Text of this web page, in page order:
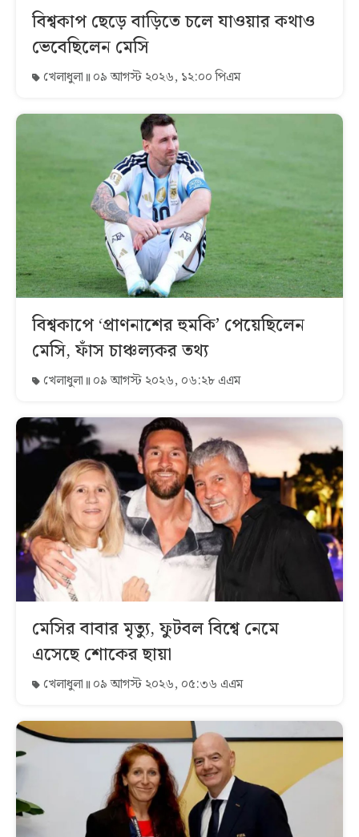
বিশ্বকাপ ছেড়ে বাড়িতে চলে যাওয়ার কথাও
ভেবেছিলেন মেসি
খেলাধুলা ০৯ আগস্ট ২০২৬, ১২:০০ পিএম
বিশ্বকাপে ‘প্রাণনাশের হুমকি’ পেয়েছিলেন
মেসি, ফাঁস চাঞ্চল্যকর তথ্য
খেলাধুলা ০৯ আগস্ট ২০২৬, ০৬:২৮ এএম
মেসির বাবার মৃত্যু, ফুটবল বিশ্বে নেমে
এসেছে শোকের ছায়া
খেলাধুলা ০৯ আগস্ট ২০২৬, ০৫:৩৬ এএম